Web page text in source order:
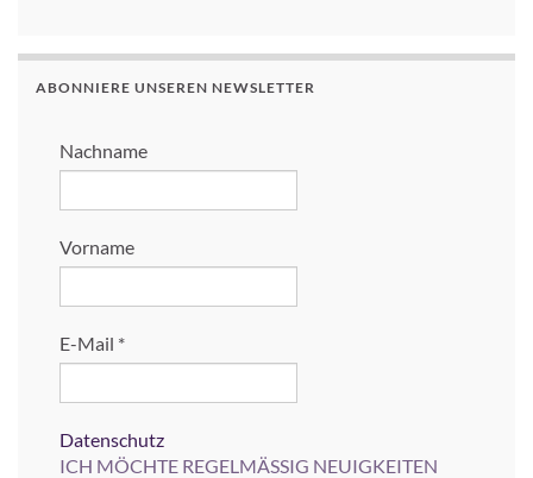
ABONNIERE UNSEREN NEWSLETTER
Nachname
Vorname
E-Mail *
Datenschutz
ICH MÖCHTE REGELMÄSSIG NEUIGKEITEN